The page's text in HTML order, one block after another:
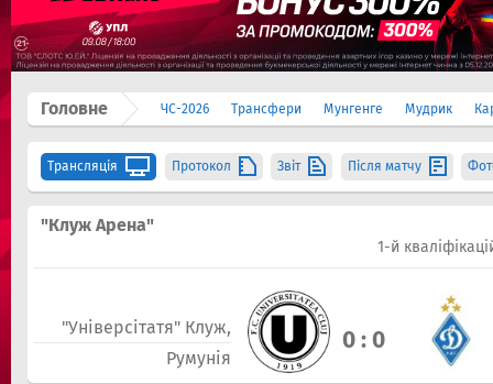
Головне ЧС-2026 Трансфери Мунгенге Мудрик
Трансляція Протокол Звіт Після матчу
"Клуж Арена"
1-й
"Універсітатя" Клуж,
Румунія
0 : 0